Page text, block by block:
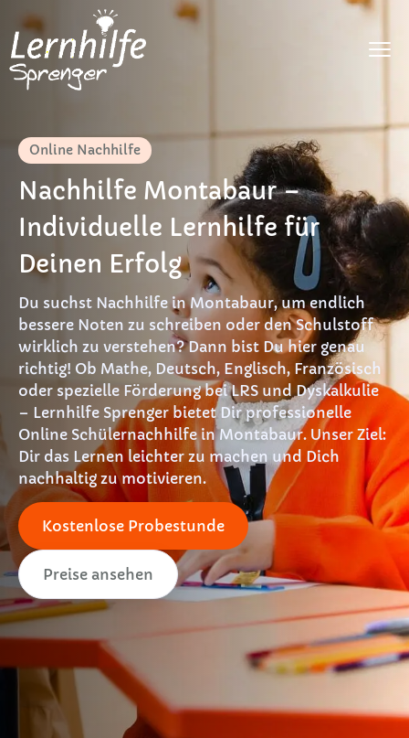
LRS
Dyskalkulie
DaF
Preise
FAQ
Materialien
Kontakt
Online Nachhilfe
Nachhilfe Montabaur –
Individuelle Lernhilfe für
Deinen Erfolg
Du suchst Nachhilfe in Montabaur, um endlich
bessere Noten zu schreiben oder den Schulstoff
wirklich zu verstehen? Dann bist Du hier genau
richtig! Ob Mathe, Deutsch, Englisch, Französisch
oder spezielle Förderung bei LRS und Dyskalkulie
– Lernhilfe Sprenger bietet Dir professionelle
Online Schülernachhilfe in Montabaur. Unser Ziel:
Dir das Lernen leichter zu machen und Dich
nachhaltig zu motivieren.
Kostenlose Probestunde
Preise ansehen